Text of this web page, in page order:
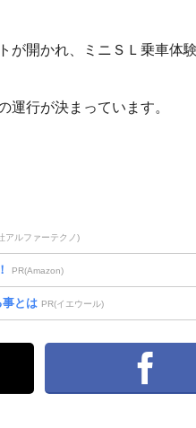
が開かれ、ミニＳＬ乗車体
運行が決まっています。
アルファーテクノ)
PR(Amazon)
事とは PR(イエウール)